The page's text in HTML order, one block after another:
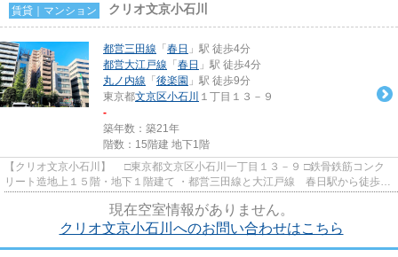
賃貸｜マンション クリオ文京小石川
都営三田線 「 春日 」駅 徒歩4分
都営大江戸線 「 春日 」駅 徒歩4分
丸ノ内線 「 後楽園 」駅 徒歩9分
東京都文京区小石川 １丁目１３－９
-
築年数：築21年
階数：15階建 地下1階
【クリオ文京小石川】 □東京都文京区小石川一丁目１３－９ □鉄骨鉄筋コンク
リート造地上１５階・地下１階建て ・都営三田線と大江戸線 春日駅から徒歩３
現在空室情報がありません。
クリオ文京小石川へのお問い合わせはこちら